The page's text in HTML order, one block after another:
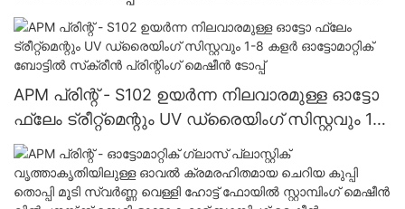
ആപ്ലിക്കേറ്റർ ലേബലിംഗ് മെഷീൻ
APM പ്രിന്റ് - S102 ഉയർന്ന നിലവാരമുള്ള ഓട്ടോ
ഫ്ലേം ട്രീറ്റ്‌മെന്റും UV ഡ്രൈയിംഗ് സിസ്റ്റവും 1-8
കളർ ഓട്ടോമാറ്റിക് ബോട്ടിൽ സ്‌ക്രീൻ പ്രിന്റിംഗ്
മെഷീൻ ടോപ്പ്